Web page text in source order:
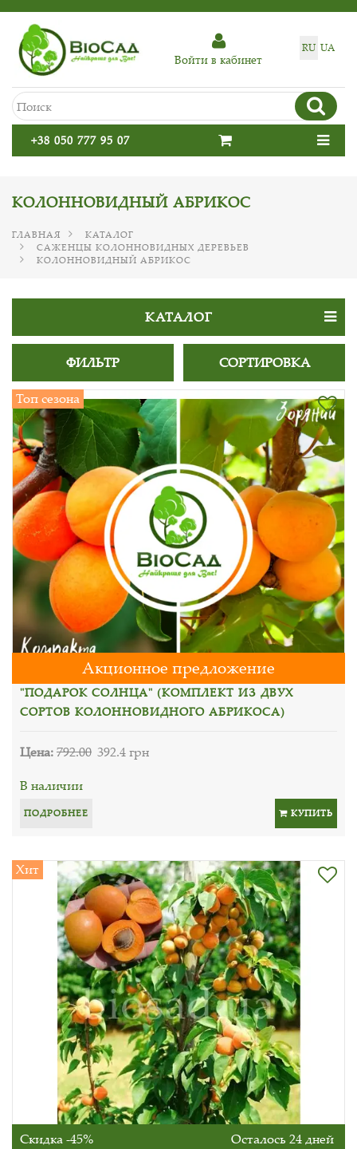
RU UA
Войти в кабинет
+38 050 777 95 07
КОЛОННОВИДНЫЙ АБРИКОС
ГЛАВНАЯ
КАТАЛОГ
САЖЕНЦЫ КОЛОННОВИДНЫХ ДЕРЕВЬЕВ
КОЛОННОВИДНЫЙ АБРИКОС
КАТАЛОГ
ФИЛЬТР СОРТИРОВКА
Топ сезона
Акционное предложение
"ПОДАРОК СОЛНЦА" (КОМПЛЕКТ ИЗ ДВУХ
СОРТОВ КОЛОННОВИДНОГО АБРИКОСА)
Цена:792.00 392.4 грн
В наличии
ПОДРОБНЕЕ КУПИТЬ
Хит
Скидка -45% Осталось 24 дней